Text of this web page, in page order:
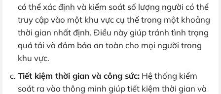
có thể xác định và kiểm soát số lượng người có thể
truy cập vào một khu vực cụ thể trong một khoảng
thời gian nhất định. Điều này giúp tránh tình trạng
quá tải và đảm bảo an toàn cho mọi người trong
khu vực.
Tiết kiệm thời gian và công sức:Hệ thống kiểm
soát ra vào thông minh giúp tiết kiệm thời gian và